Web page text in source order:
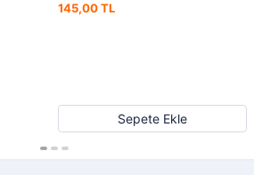
145,00 TL
Sepete Ekle